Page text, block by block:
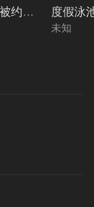
乃不为人知的
约会带走的度假泳
未知